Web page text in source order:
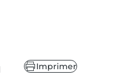
sur Pinterest
sur LinkedIn
Imprimer